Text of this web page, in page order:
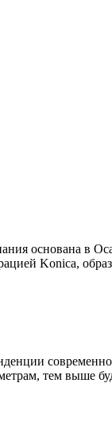
основана в
Konica,
тем выше